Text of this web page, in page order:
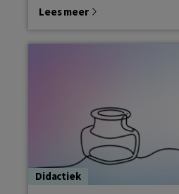
Lees meer
Didactiek